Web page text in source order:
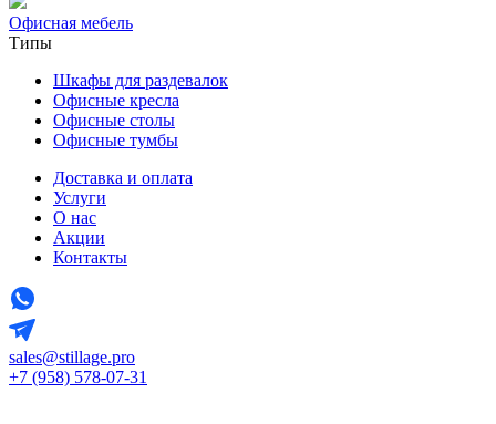
Офисная мебель
Типы
Шкафы для раздевалок
Офисные кресла
Офисные столы
Офисные тумбы
Доставка и оплата
Услуги
О нас
Акции
Контакты
sales@stillage.pro
+7 (958) 578-07-31